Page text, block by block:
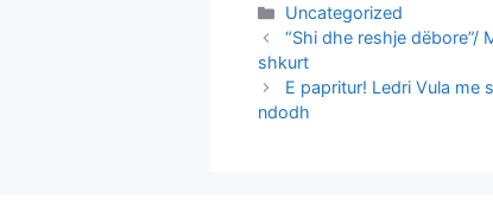
Categories
Uncategorized
“Shi dhe reshje dëbore”/
shkurt
E papritur! Ledri Vula me
ndodh